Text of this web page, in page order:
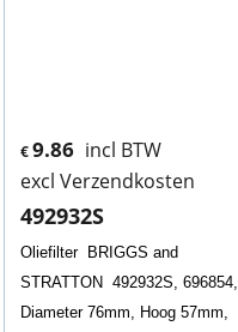
€ 9.86 incl BTW
excl Verzendkosten
492932S
Oliefilter BRIGGS and
STRATTON 492932S, 696854,
Diameter 76mm, Hoog 57mm,